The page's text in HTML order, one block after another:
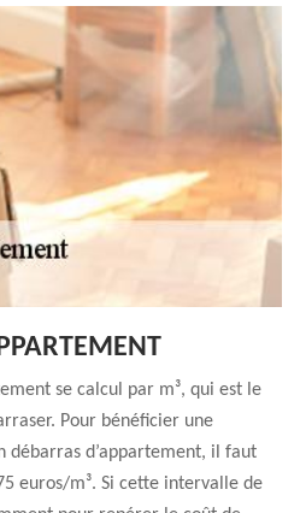
se calcul par m³, qui est le
Pour bénéficier une
débarras d’appartement, il faut
euros/m³. Si cette intervalle de